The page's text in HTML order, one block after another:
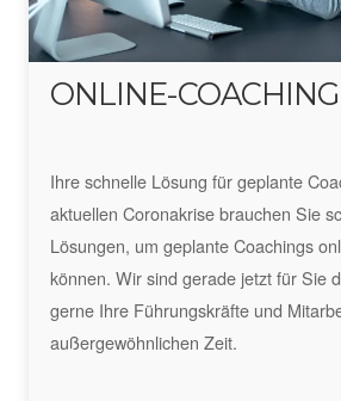
ONLINE-COACHING
Ihre schnelle Lösung für geplante
aktuellen Coronakrise brauchen Sie
Lösungen, um geplante Coachings
können. Wir sind gerade jetzt für Sie
gerne Ihre Führungskräfte und
außergewöhnlichen Zeit.